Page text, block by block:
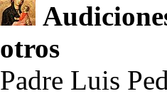
otros
Padre Luis